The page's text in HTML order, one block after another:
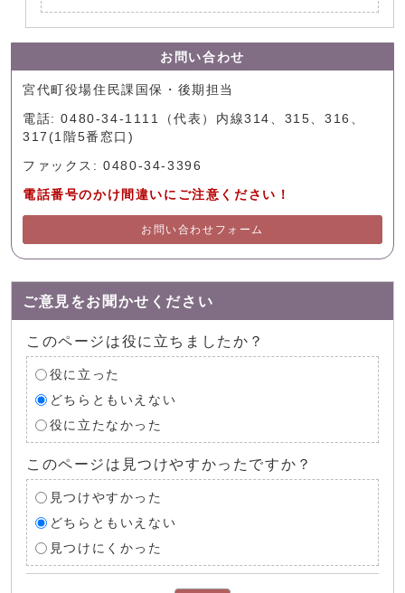
お問い合わせ
宮代町役場住民課国保・後期担当
電話: 0480-34-1111（代表）内線314、315、316、
317(1階5番窓口)
ファックス: 0480-34-3396
電話番号のかけ間違いにご注意ください！
お問い合わせフォーム
ご意見をお聞かせください
このページは役に立ちましたか？
役に立った
どちらともいえない
役に立たなかった
このページは見つけやすかったですか？
見つけやすかった
どちらともいえない
見つけにくかった